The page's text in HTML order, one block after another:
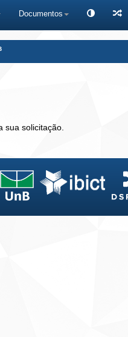
Documentos
sua solicitação.